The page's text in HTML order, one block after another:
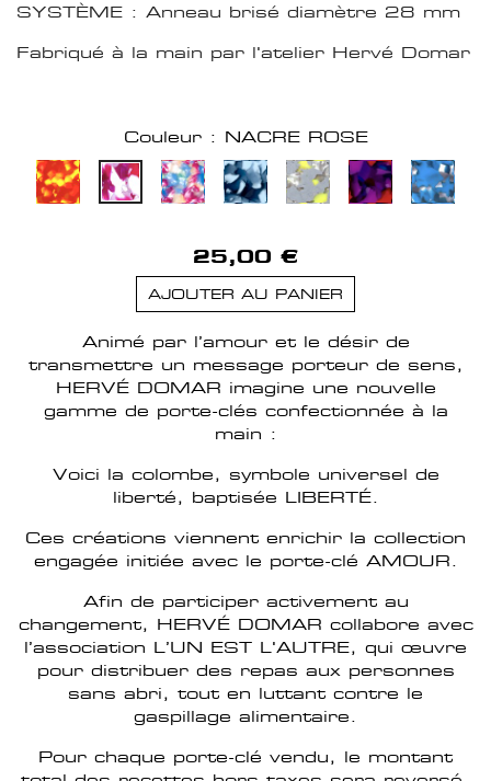
SYSTÈME : Anneau brisé diamètre 28 mm
Fabriqué à la main par l'atelier Hervé Domar
Couleur : NACRE ROSE
25,00 €
AJOUTER AU PANIER
Animé par l’amour et le désir de
transmettre un message porteur de sens,
HERVÉ DOMAR imagine une nouvelle
gamme de porte-clés confectionnée à la
main :
Voici la colombe, symbole universel de
liberté, baptisée LIBERTÉ.
Ces créations viennent enrichir la collection
engagée initiée avec le porte-clé AMOUR.
Afin de participer activement au
changement, HERVÉ DOMAR collabore avec
l’association L’UN EST L'AUTRE, qui œuvre
pour distribuer des repas aux personnes
sans abri, tout en luttant contre le
gaspillage alimentaire.
Pour chaque porte-clé vendu, le montant